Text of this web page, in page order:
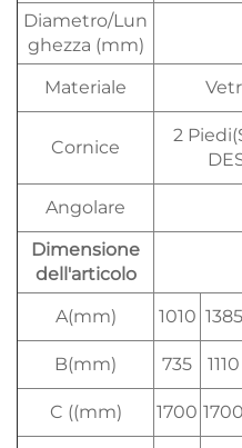
Diametro/Lun
ghezza (mm)
Materiale
Cornice
2
Angolare
Dimensione
dell'articolo
A(mm)
1010 1385
B(mm) 735 1110
C ((mm) 1700 1700